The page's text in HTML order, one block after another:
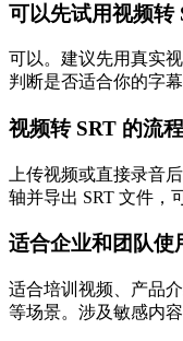
可以先试用视频转
可以。建议先用真实
判断是否适合你的字幕
视频转 SRT 的流
上传视频或直接录音
轴并导出 SRT 文件，
适合企业和团队使
适合培训视频、产品
等场景。涉及敏感内